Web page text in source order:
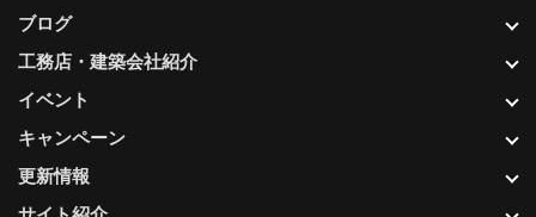
更新情報
ブログ
工務店・建築会社紹介
イベント
キャンペーン